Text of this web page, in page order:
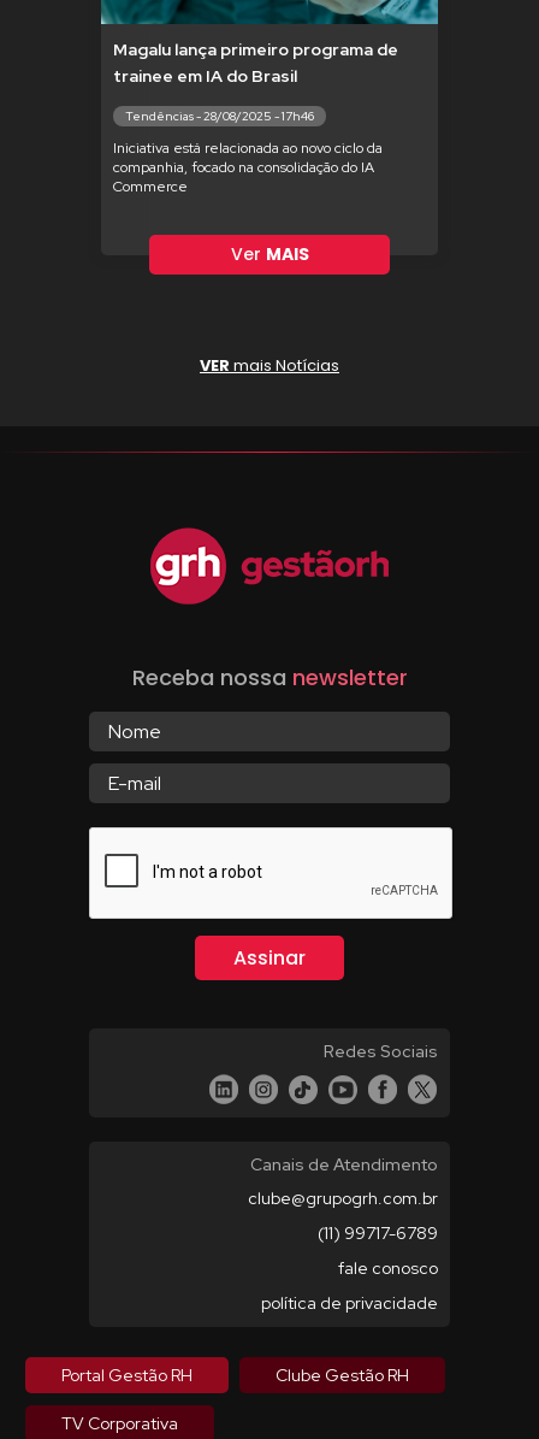
Magalu lança primeiro programa de
trainee em IA do Brasil
Tendências - 28/08/2025 - 17h46
Iniciativa está relacionada ao novo ciclo da
companhia, focado na consolidação do IA
Commerce
Ver MAIS
VER mais Notícias
Receba nossa newsletter
Redes Sociais
Canais de Atendimento
clube@grupogrh.com.br
(11) 99717-6789
fale conosco
política de privacidade
Portal Gestão RH Clube Gestão RH
TV Corporativa